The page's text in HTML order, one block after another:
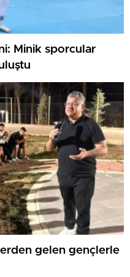
Minik sporcular
gelen gençlerle